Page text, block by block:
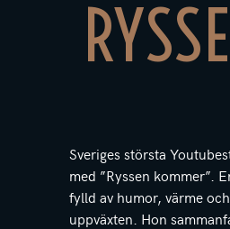
Sveriges största
med ”Ryssen kommer”.
fylld av humor, värme
uppväxten. Hon